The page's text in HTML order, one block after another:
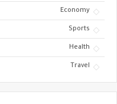
Economy
Sports
Health
Travel